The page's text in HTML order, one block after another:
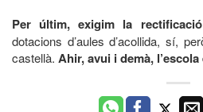
Per últim, exigim la
dotacions d’aules d’acollida, sí,
castellà. Ahir, avui i demà,